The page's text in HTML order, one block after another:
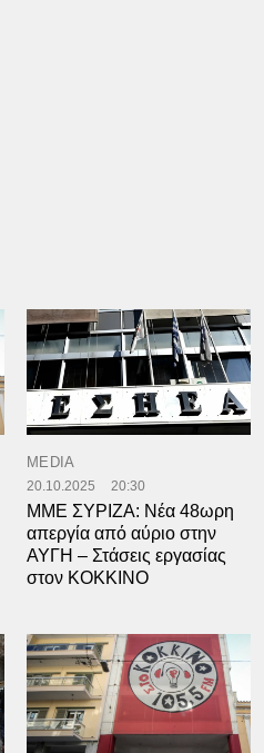
MEDIA
20.10.2025 20:30
ΜΜΕ ΣΥΡΙΖΑ: Νέα 48ωρη
απεργία από αύριο στην
ΑΥΓΗ – Στάσεις εργασίας
στον ΚΟΚΚΙΝΟ